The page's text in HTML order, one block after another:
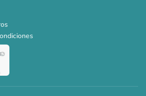
todas las promos 🐾